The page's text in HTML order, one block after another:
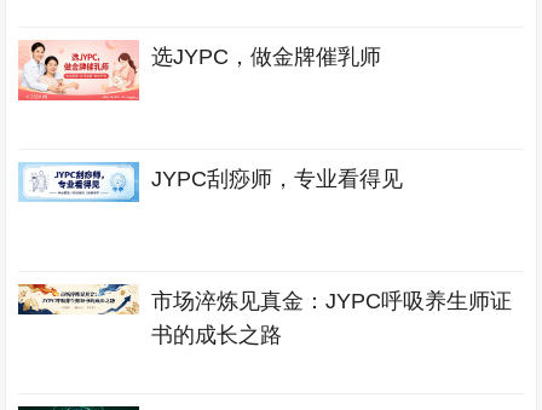
选JYPC，做金牌催乳师
JYPC刮痧师，专业看得见
市场淬炼见真金：JYPC呼吸养生师证
书的成长之路